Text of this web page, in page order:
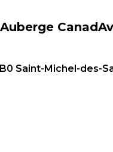
Saint-Michel-des-